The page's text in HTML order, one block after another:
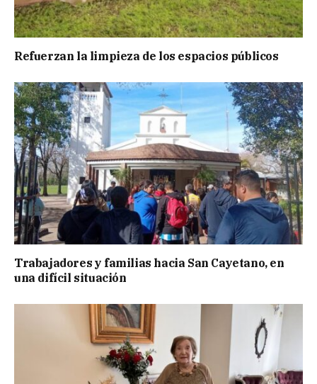
Refuerzan la limpieza de los espacios públicos
Trabajadores y familias hacia San Cayetano, en
una difícil situación